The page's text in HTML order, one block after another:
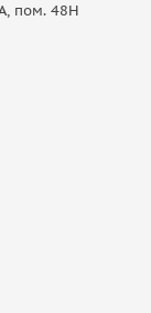
пом. 48Н